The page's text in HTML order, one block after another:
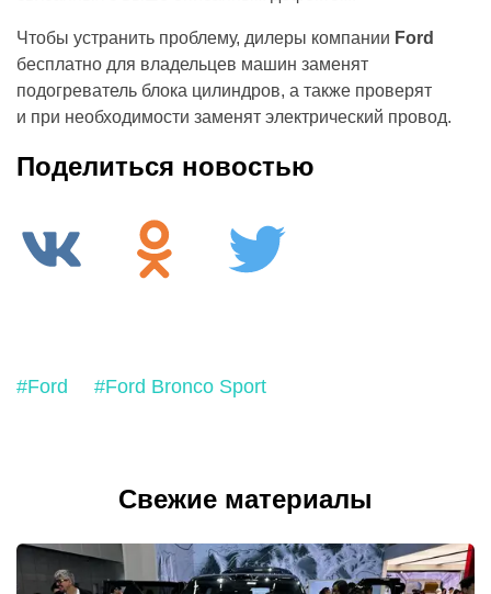
Чтобы устранить проблему, дилеры компании Ford
бесплатно для владельцев машин заменят
подогреватель блока цилиндров, а также проверят
и при необходимости заменят электрический провод.
Поделиться новостью
#Ford #Ford Bronco Sport
Свежие материалы